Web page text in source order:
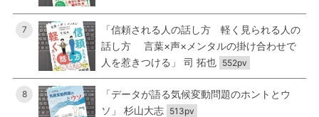
7
「信頼される人の話し方 軽く見られる人の
話し方 言葉×声×メンタルの掛け合わせで
人を惹きつける」 司 拓也 552pv
8
「データが語る気候変動問題のホントとウ
ソ」 杉山大志 513pv